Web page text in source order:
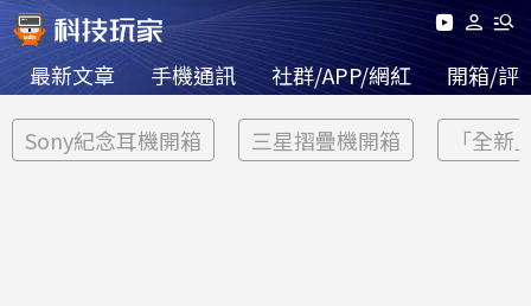
最新文章 手機通訊 社群/APP/網紅 開箱/評
Sony紀念耳機開箱 三星摺疊機開箱 「全新